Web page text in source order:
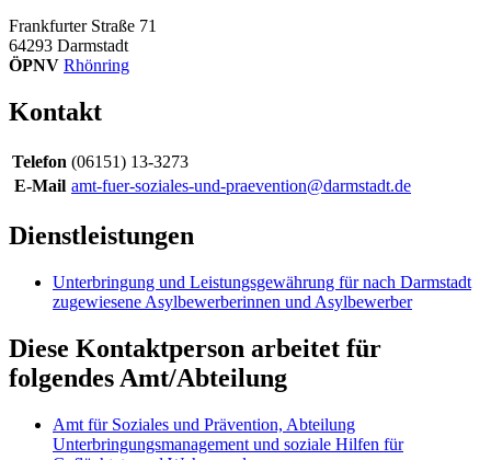
Frankfurter Straße 71
64293 Darmstadt
ÖPNV Rhönring
Kontakt
Telefon (06151) 13-3273
E-Mail amt-fuer-soziales-und-praevention@darmstadt.de
Dienstleistungen
Unterbringung und Leistungsgewährung für nach Darmstadt
zugewiesene Asylbewerberinnen und Asylbewerber
Diese Kontaktperson arbeitet für
folgendes Amt/Abteilung
Amt für Soziales und Prävention, Abteilung
Unterbringungsmanagement und soziale Hilfen für